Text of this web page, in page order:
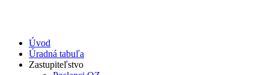
Úvod
Úradná tabuľa
Zastupiteľstvo